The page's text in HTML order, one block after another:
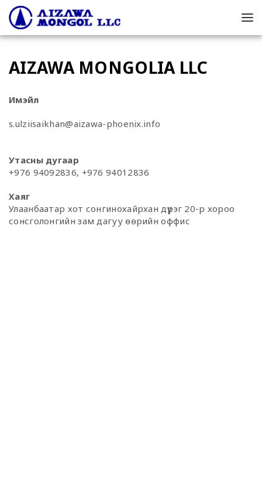
AIZAWA MONGOLIA LLC
Имэйл
s.ulziisaikhan@aizawa-phoenix.info
Утасны дугаар
+976 94092836, +976 94012836
Хаяг
Улаанбаатар хот сонгинохайрхан дүүрэг 20-р хороо
сонсголонгийн зам дагуу өөрийн оффис